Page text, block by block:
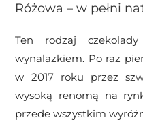
Różowa – w pełni
Ten rodzaj
wynalazkiem. Po raz
w 2017 roku przez
wysoką renomą na
przede wszystkim